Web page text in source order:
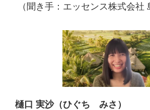
（聞き手：エッセンス株式会社
樋口 実沙（ひぐち みさ）